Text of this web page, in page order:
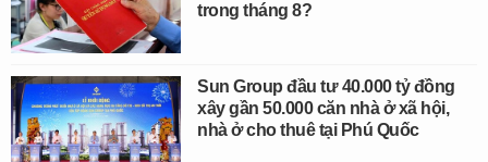
trong tháng 8?
Sun Group đầu tư 40.000 tỷ đồng
xây gần 50.000 căn nhà ở xã hội,
nhà ở cho thuê tại Phú Quốc